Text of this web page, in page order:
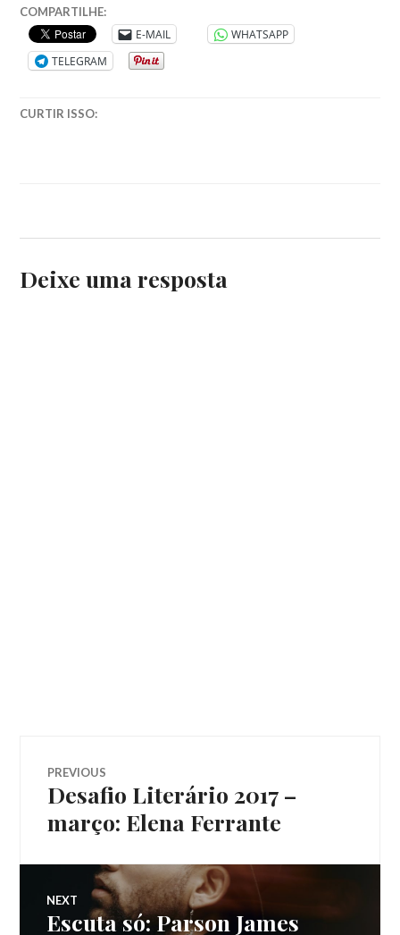
COMPARTILHE:
E-MAIL
WHATSAPP
TELEGRAM
CURTIR ISSO:
Deixe uma resposta
Navegação
de
Post
PREVIOUS
Previous
Desafio Literário 2017 –
março: Elena Ferrante
NEXT
Next
Escuta só: Parson James